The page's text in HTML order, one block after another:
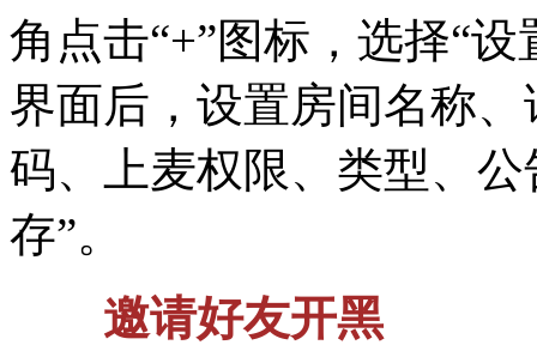
角点击“+”图标，选择“
界面后，设置房间名称
码、上麦权限、类型、
存”。
邀请好友开黑